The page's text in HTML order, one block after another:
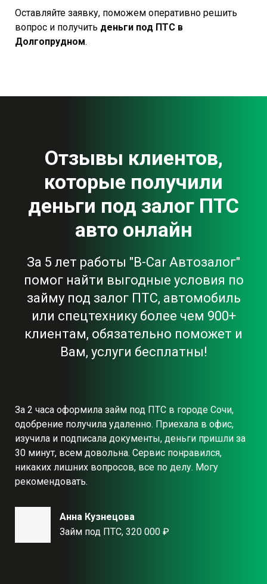
Оставляйте заявку, поможем оперативно решить
вопрос и получить деньги под ПТС в
Долгопрудном.
Отзывы клиентов,
которые получили
деньги под залог ПТС
авто онлайн
За 5 лет работы "B-Car Автозалог"
помог найти выгодные условия по
займу под залог ПТС, автомобиль
или спецтехнику более чем 900+
клиентам, обязательно поможет и
Вам, услуги бесплатны!
За 2 часа оформила займ под ПТС в городе Сочи,
одобрение получила удаленно. Приехала в офис,
изучила и подписала документы, деньги пришли за
30 минут, всем довольна. Сервис понравился,
никаких лишних вопросов, все по делу. Могу
рекомендовать.
Анна Кузнецова
Займ под ПТС, 320 000 ₽